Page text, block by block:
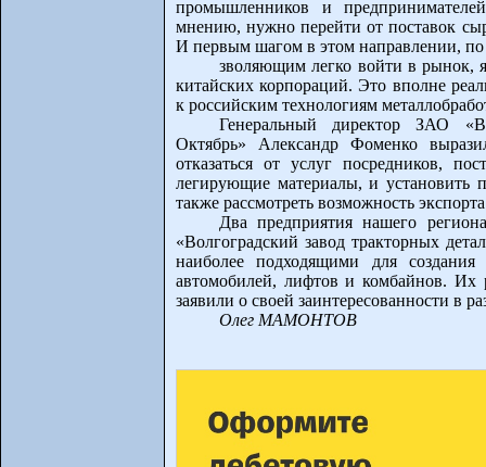
промышленников и
мнению, нужно перейти от поставок
И первым шагом в этом направлении, по
зволяющим легко войти в рынок,
китайских корпораций. Это вполне
к российским технологиям
Генеральный директор ЗАО
Октябрь» Александр Фоменко
отказаться от услуг посредников,
легирующие материалы, и установить
также рассмотреть возможность
Два предприятия нашего
«Волгоградский завод тракторных
наиболее подходящими для
автомобилей, лифтов и комбайнов.
заявили о своей заинтересованности в
Олег МАМОНТОВ